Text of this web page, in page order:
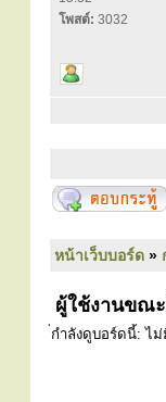
โพสต์: 3032
หน้าเว็บบอร์ด »
ผู้ใช้งานขณ
กำลังดูบอร์ดนี้: ไ